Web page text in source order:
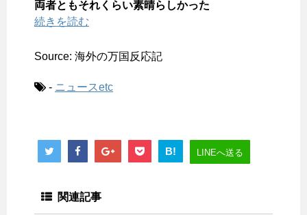
両者ともそれくらい素晴らしかった
続きを読む
Source: 海外の万国反応記
- ニュースetc
B! LINEへ送る
関連記事